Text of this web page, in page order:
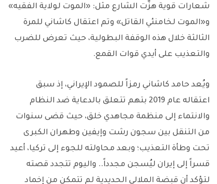
شعارات قوية هزّت الشارع مثل: «الموت لولاية الفقيه»
و«الموت لخامنئي القاتل» وتم اعتقال كاشاني للمرة
الثالثة خلال هذه الوقفة البطولية، حيث تعرض للضرب
والتعذيب على أيدي قوات القمع.
ويُعد حامد كاشاني رمزاً للصمود الإيراني، إذ سبق
اعتقاله عام 2019 بتهم تتعلق بالدعاية ضد النظام
والانتماء إلى منظمة مجاهدي خلق، حيث قضى سنوات
من التنقل بين سجون رشت وإيفين وطهران الكبرى
تحت وطأة التعذيب؛ وبعد محاولته للجوء إلى تركيا، أعيد
قسراً إلى إيران ليُسجن مجدداً.. واليوم تتجدد قصته
لتؤكد أن قبضة الملالي الحديدية لم تتمكن من إخماد